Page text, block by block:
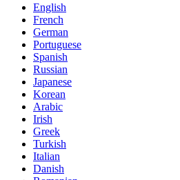
English
French
German
Portuguese
Spanish
Russian
Japanese
Korean
Arabic
Irish
Greek
Turkish
Italian
Danish